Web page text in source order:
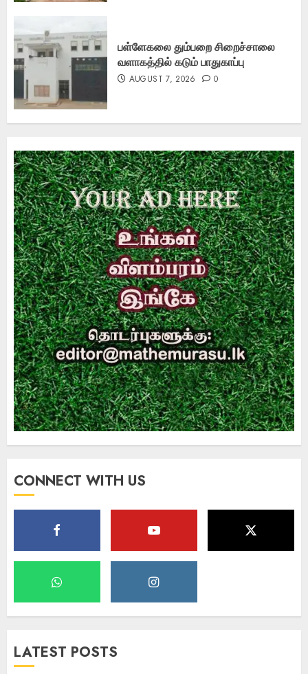
பள்ளேகலை தும்பறை சிறைச்சாலை
வளாகத்தில் கடும் பாதுகாப்பு
AUGUST 7, 2026 0
CONNECT WITH US
LATEST POSTS